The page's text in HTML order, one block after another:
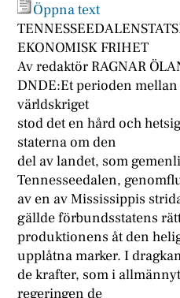
Öppna text
EKONOMISK FRIHET
Av redaktör RAGNAR
DNDE:Et perioden
världskriget
stod det en hård och
staterna om den
del av landet, som
Tennesseedalen,
av en av Mississippis
gällde förbundsstatens
produktionens åt den
upplåtna marker. I
de krafter, som i
regeringen de